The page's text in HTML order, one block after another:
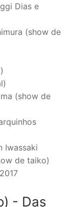
Dias e
(show de
(show de
Iwassaki
de taiko)
- Das